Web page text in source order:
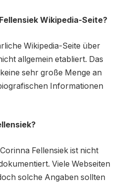
Wikipedia-Seite?
Wikipedia-Seite über
allgemein etabliert. Das
sehr große Menge an
Informationen
Fellensiek ist nicht
Viele Webseiten
solche Angaben sollten